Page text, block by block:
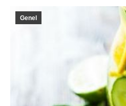
Genel